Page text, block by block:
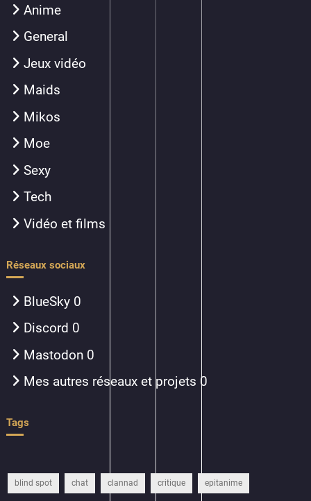
Anime
General
Jeux vidéo
Maids
Mikos
Moe
Sexy
Tech
Vidéo et films
Réseaux sociaux
BlueSky 0
Discord 0
Mastodon 0
Mes autres réseaux et projets 0
Tags
blind spot chat clannad critique epitanime